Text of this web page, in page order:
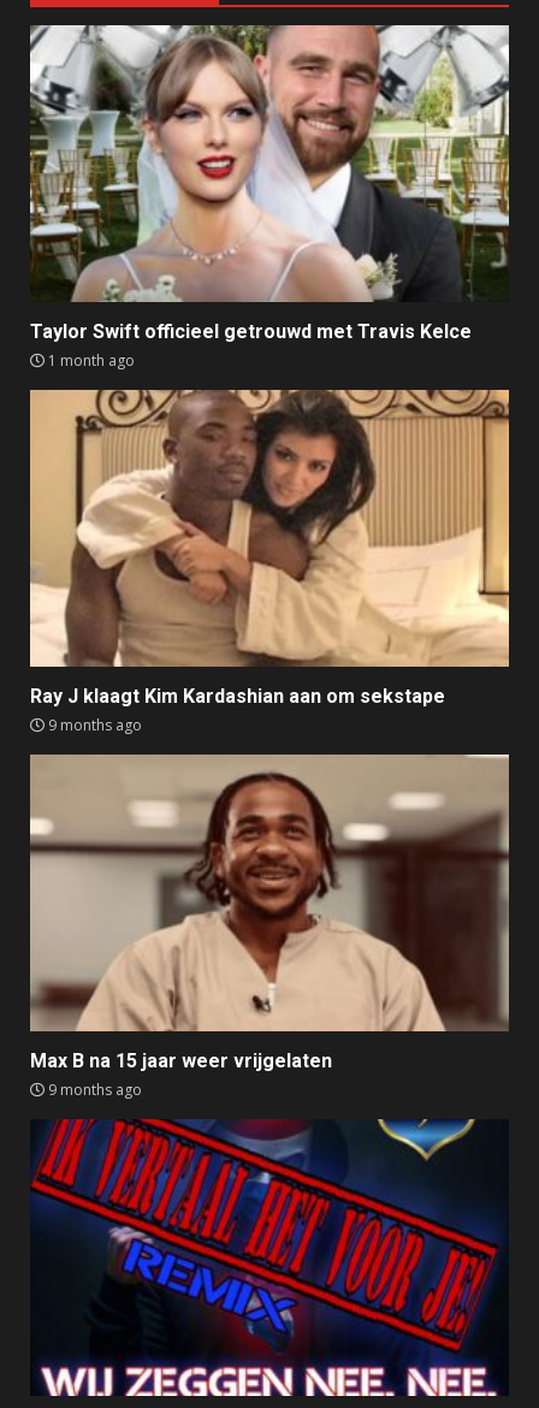
Taylor Swift officieel getrouwd met Travis Kelce
1 month ago
Ray J klaagt Kim Kardashian aan om sekstape
9 months ago
Max B na 15 jaar weer vrijgelaten
9 months ago